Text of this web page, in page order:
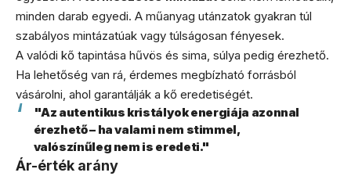
minden darab egyedi. A műanyag utánzatok gyakran túl
szabályos mintázatúak vagy túlságosan fényesek.
A valódi kő tapintása hűvös és sima, súlya pedig érezhető.
Ha lehetőség van rá, érdemes megbízható forrásból
vásárolni, ahol garantálják a kő eredetiségét.
"Az autentikus kristályok energiája azonnal
érezhető – ha valami nem stimmel,
valószínűleg nem is eredeti."
Ár-érték arány